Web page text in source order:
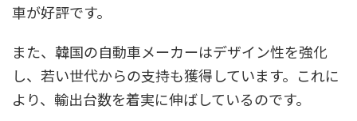
車が好評です。
また、韓国の自動車メーカーはデザイン性を強化
し、若い世代からの支持も獲得しています。これに
より、輸出台数を着実に伸ばしているのです。